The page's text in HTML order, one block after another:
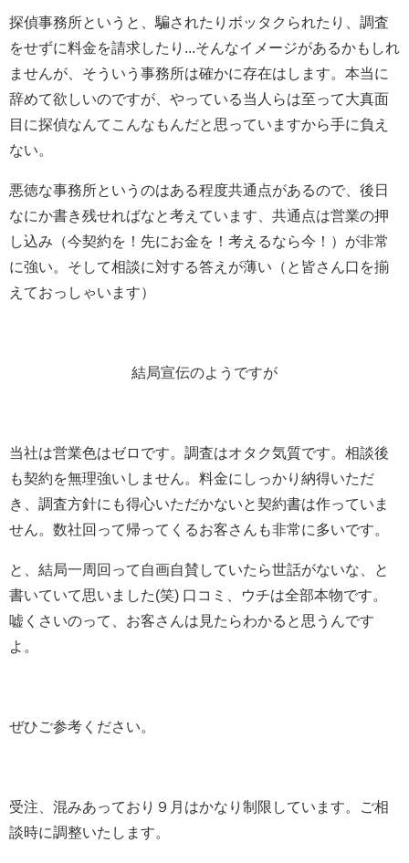
探偵事務所というと、騙されたりボッタクられたり、調査
をせずに料金を請求したり...そんなイメージがあるかもしれ
ませんが、そういう事務所は確かに存在はします。本当に
辞めて欲しいのですが、やっている当人らは至って大真面
目に探偵なんてこんなもんだと思っていますから手に負え
ない。
悪徳な事務所というのはある程度共通点があるので、後日
なにか書き残せればなと考えています、共通点は営業の押
し込み（今契約を！先にお金を！考えるなら今！）が非常
に強い。そして相談に対する答えが薄い（と皆さん口を揃
えておっしゃいます）
結局宣伝のようですが
当社は営業色はゼロです。調査はオタク気質です。相談後
も契約を無理強いしません。料金にしっかり納得いただ
き、調査方針にも得心いただかないと契約書は作っていま
せん。数社回って帰ってくるお客さんも非常に多いです。
と、結局一周回って自画自賛していたら世話がないな、と
書いていて思いました(笑) 口コミ、ウチは全部本物です。
嘘くさいのって、お客さんは見たらわかると思うんです
よ。
ぜひご参考ください。
受注、混みあっており９月はかなり制限しています。ご相
談時に調整いたします。